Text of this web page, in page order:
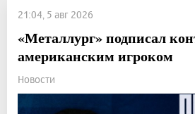
21:04, 5 авг 2026
«Металлург» подписал
американским игроком
Новости